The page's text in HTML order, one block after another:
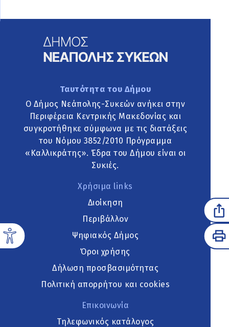
Ταυτότητα του Δήμου
Ο Δήμος Νεάπολης-Συκεών ανήκει στην
Περιφέρεια Κεντρικής Μακεδονίας και
συγκροτήθηκε σύμφωνα με τις διατάξεις
του Νόμου 3852/2010 Πρόγραμμα
«Καλλικράτης». Έδρα του Δήμου είναι οι
Συκιές.
Χρήσιμα links
Διοίκηση
Περιβάλλον
Ψηφιακός Δήμος
Όροι χρήσης
Δήλωση προσβασιμότητας
Πολιτική απορρήτου και cookies
Επικοινωνία
Τηλεφωνικός κατάλογος